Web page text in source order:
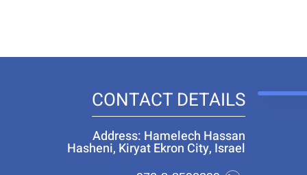
CONTACT DETAILS
Address: Hamelech Hassan
Hasheni, Kiryat Ekron City, Israel